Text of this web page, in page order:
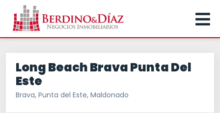
Long Beach Brava Punta Del
Este
Brava, Punta del Este, Maldonado